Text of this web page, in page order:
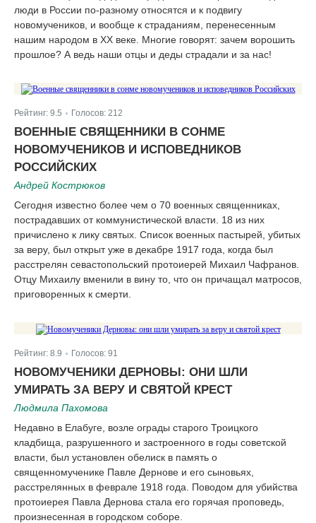
люди в России по-разному относятся и к подвигу
новомучеников, и вообще к страданиям, перенесенным
нашим народом в XX веке. Многие говорят: зачем ворошить
прошлое? А ведь наши отцы и деды страдали и за нас!
Рейтинг: 9.5 Голосов: 212
ВОЕННЫЕ СВЯЩЕННИКИ В СОНМЕ
НОВОМУЧЕНИКОВ И ИСПОВЕДНИКОВ
РОССИЙСКИХ
Андрей Кострюков
Сегодня известно более чем о 70 военных священниках,
пострадавших от коммунистической власти. 18 из них
причислено к лику святых. Список военных пастырей, убитых
за веру, был открыт уже в декабре 1917 года, когда был
расстрелян севастопольский протоиерей Михаил Чафранов.
Отцу Михаилу вменили в вину то, что он причащал матросов,
приговоренных к смерти.
Рейтинг: 8.9 Голосов: 91
НОВОМУЧЕНИКИ ДЕРНОВЫ: ОНИ ШЛИ
УМИРАТЬ ЗА ВЕРУ И СВЯТОЙ КРЕСТ
Людмила Пахомова
Недавно в Елабуге, возле ограды старого Троицкого
кладбища, разрушенного и застроенного в годы советской
власти, был установлен обелиск в память о
священномученике Павле Дернове и его сыновьях,
расстрелянных в феврале 1918 года. Поводом для убийства
протоиерея Павла Дернова стала его горячая проповедь,
произнесенная в городском соборе.